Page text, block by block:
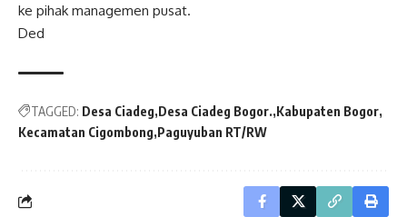
ke pihak managemen pusat.
Ded
TAGGED: Desa Ciadeg Desa Ciadeg Bogor. Kabupaten Bogor
Kecamatan Cigombong Paguyuban RT/RW